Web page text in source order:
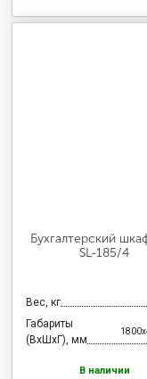
Бухгалтерский
SL-185/4
Вес, кг
Габариты
(ВхШхГ), мм
В наличии